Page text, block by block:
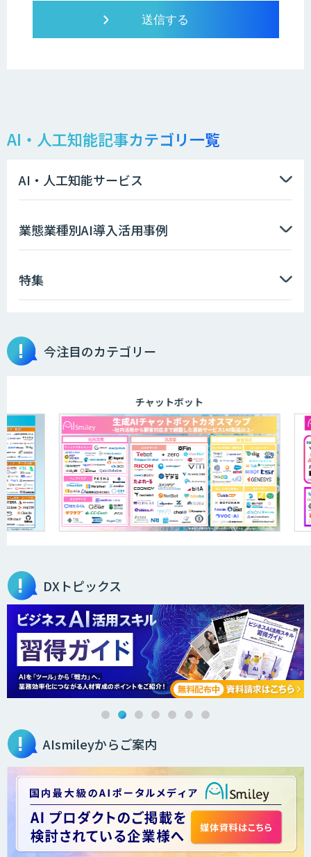
AI・人工知能記事カテゴリ一覧
AI・人工知能サービス
業態業種別AI導入活用事例
特集
今注目のカテゴリー
チャットボット
DXトピックス
AIsmileyからご案内